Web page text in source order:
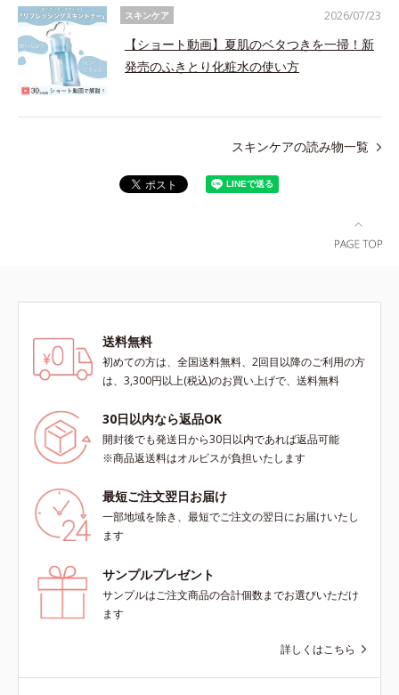
スキンケア
【ショート動画】夏肌のベタつきを一掃！新
発売のふきとり化粧水の使い方
2026/07/23
スキンケアの読み物一覧
送料無料
初めての方は、全国送料無料、2回目以降のご利用の方
は、3,300円以上(税込)のお買い上げで、送料無料
30日以内なら返品OK
開封後でも発送日から30日以内であれば返品可能
※商品返送料はオルビスが負担いたします
最短ご注文翌日お届け
一部地域を除き、最短でご注文の翌日にお届けいたし
ます
サンプルプレゼント
サンプルはご注文商品の合計個数までお選びいただけ
ます
詳しくはこちら